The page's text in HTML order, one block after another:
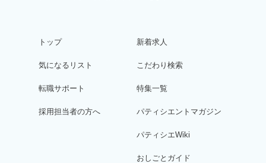
トップ
気になるリスト
転職サポート
採用担当者の方へ
新着求人
こだわり検索
特集一覧
パティシエントマガジン
パティシエWiki
おしごとガイド